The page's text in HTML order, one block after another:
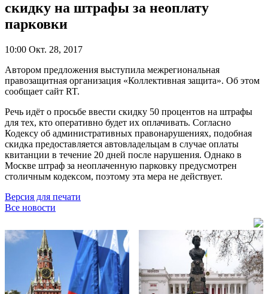
скидку на штрафы за неоплату
парковки
10:00 Окт. 28, 2017
Автором предложения выступила межрегиональная
правозащитная организация «Коллективная защита». Об этом
сообщает сайт RT.
Речь идёт о просьбе ввести скидку 50 процентов на штрафы
для тех, кто оперативно будет их оплачивать. Согласно
Кодексу об административных правонарушениях, подобная
скидка предоставляется автовладельцам в случае оплаты
квитанции в течение 20 дней после нарушения. Однако в
Москве штраф за неоплаченную парковку предусмотрен
столичным кодексом, поэтому эта мера не действует.
Версия для печати
Все новости